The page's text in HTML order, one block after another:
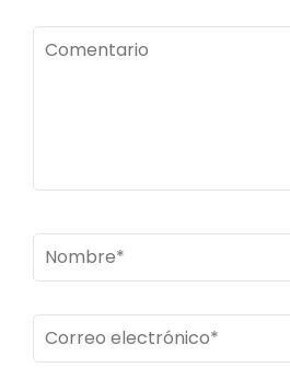
Comentario
Nombre*
Correo
electrónico*